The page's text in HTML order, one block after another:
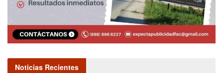
Noticias Recientes